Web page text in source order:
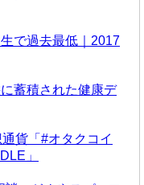
で過去最低｜2017
蓄積された健康デ
貨「#オタクコイ
」